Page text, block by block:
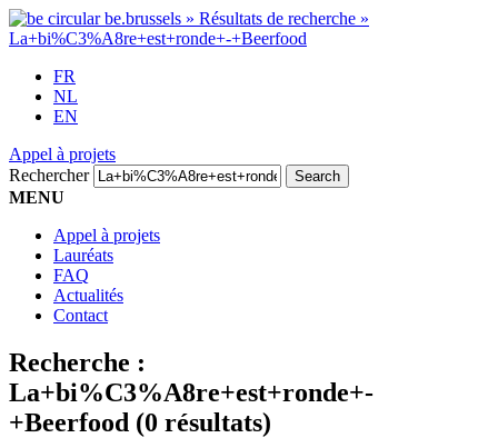
FR
NL
EN
Appel à projets
Rechercher
MENU
Appel à projets
Lauréats
FAQ
Actualités
Contact
Recherche :
La+bi%C3%A8re+est+ronde+-
+Beerfood (0 résultats)